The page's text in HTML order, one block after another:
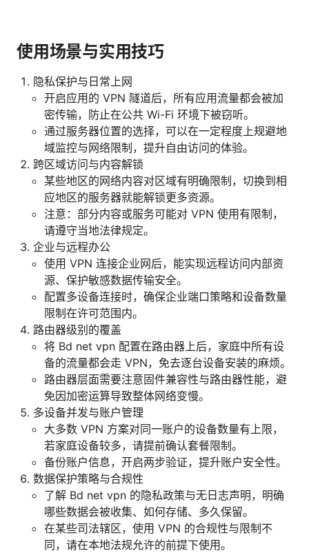
使用场景与实用技巧
隐私保护与日常上网
开启应用的 VPN 隧道后，所有应用流量都会被加
密传输，防止在公共 Wi-Fi 环境下被窃听。
通过服务器位置的选择，可以在一定程度上规避地
域监控与网络限制，提升自由访问的体验。
跨区域访问与内容解锁
某些地区的网络内容对区域有明确限制，切换到相
应地区的服务器就能解锁更多资源。
注意：部分内容或服务可能对 VPN 使用有限制，
请遵守当地法律规定。
企业与远程办公
使用 VPN 连接企业网后，能实现远程访问内部资
源、保护敏感数据传输安全。
配置多设备连接时，确保企业端口策略和设备数量
限制在许可范围内。
路由器级别的覆盖
将 Bd net vpn 配置在路由器上后，家庭中所有设
备的流量都会走 VPN，免去逐台设备安装的麻烦。
路由器层面需要注意固件兼容性与路由器性能，避
免因加密运算导致整体网络变慢。
多设备并发与账户管理
大多数 VPN 方案对同一账户的设备数量有上限，
若家庭设备较多，请提前确认套餐限制。
备份账户信息，开启两步验证，提升账户安全性。
数据保护策略与合规性
了解 Bd net vpn 的隐私政策与无日志声明，明确
哪些数据会被收集、如何存储、多久保留。
在某些司法辖区，使用 VPN 的合规性与限制不
同，请在本地法规允许的前提下使用。